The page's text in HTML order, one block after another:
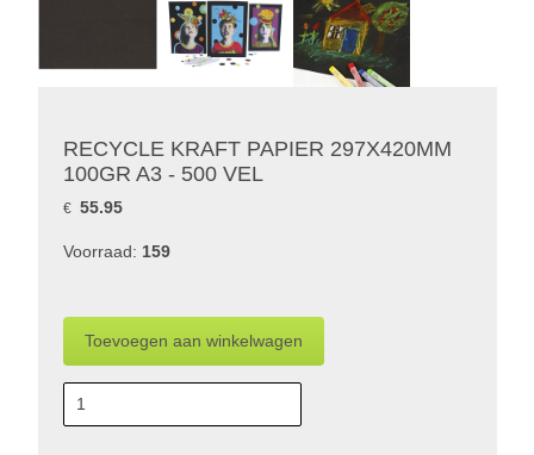
RECYCLE KRAFT PAPIER 297X420MM
100GR A3 - 500 VEL
€ 55.95
Voorraad: 159